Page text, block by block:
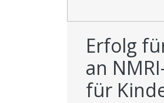
Erfolg
an
für